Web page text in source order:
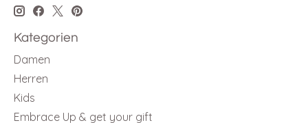
Kategorien
Damen
Herren
Kids
Embrace Up & get your gift